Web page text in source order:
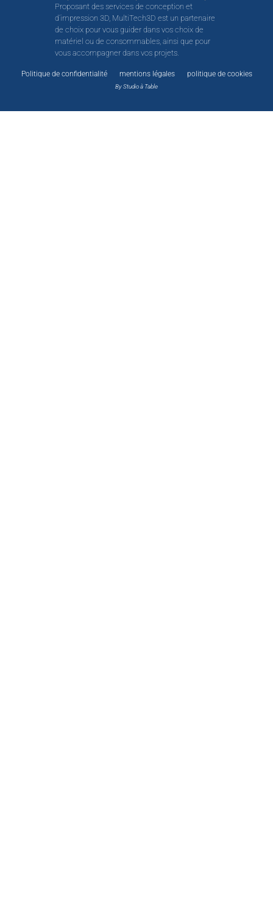
Proposant des services de conception et
d’impression 3D, MultiTech3D est un partenaire
de choix pour vous guider dans vos choix de
matériel ou de consommables, ainsi que pour
vous accompagner dans vos projets.
Politique de confidentialité mentions légales politique de cookies
By Studio à Table